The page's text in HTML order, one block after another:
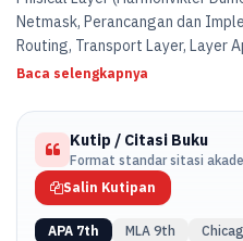
Netmask, Perancangan dan
Routing, Transport Layer, Layer
Baca selengkapnya
Kutip / Citasi Buku
Format standar sitasi
Salin Kutipan
APA 7th MLA 9th